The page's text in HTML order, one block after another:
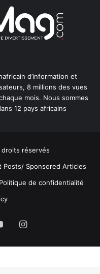
d’information et
8 millions des vues
mois. Nous sommes
12 pays africains
réservés
Posts/ Sponsored Articles
Politique de confidentialité
YouTubeInstagram